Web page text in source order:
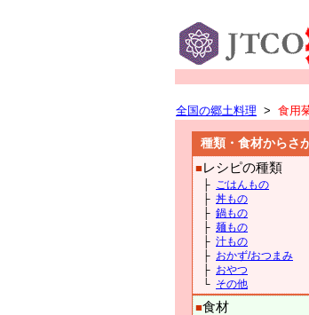
全国の郷土料理 > 食用
種類・食材からさ
■ レシピの種類
├ ごはんもの
├ 丼もの
├ 鍋もの
├ 麺もの
├ 汁もの
├ おかず/おつまみ
├ おやつ
└ その他
■食材